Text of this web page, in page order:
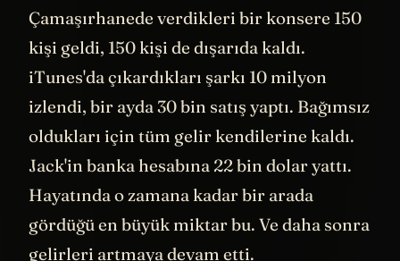
Bu meşhur “Patreon” ismini bile çok hızlı
seçmiş.GoogleDocs'taki beyin fırtınası
dokümanını akşam 8:38'de açmış, 9:47'de
de domain'i satın almış. Bir saat dokuz
dakikada olup bitmiş her şey.
O zamanlar elinde yapay zeka olsaydı
bile ancak bu kadar hızlı olabilirdi
herhalde.